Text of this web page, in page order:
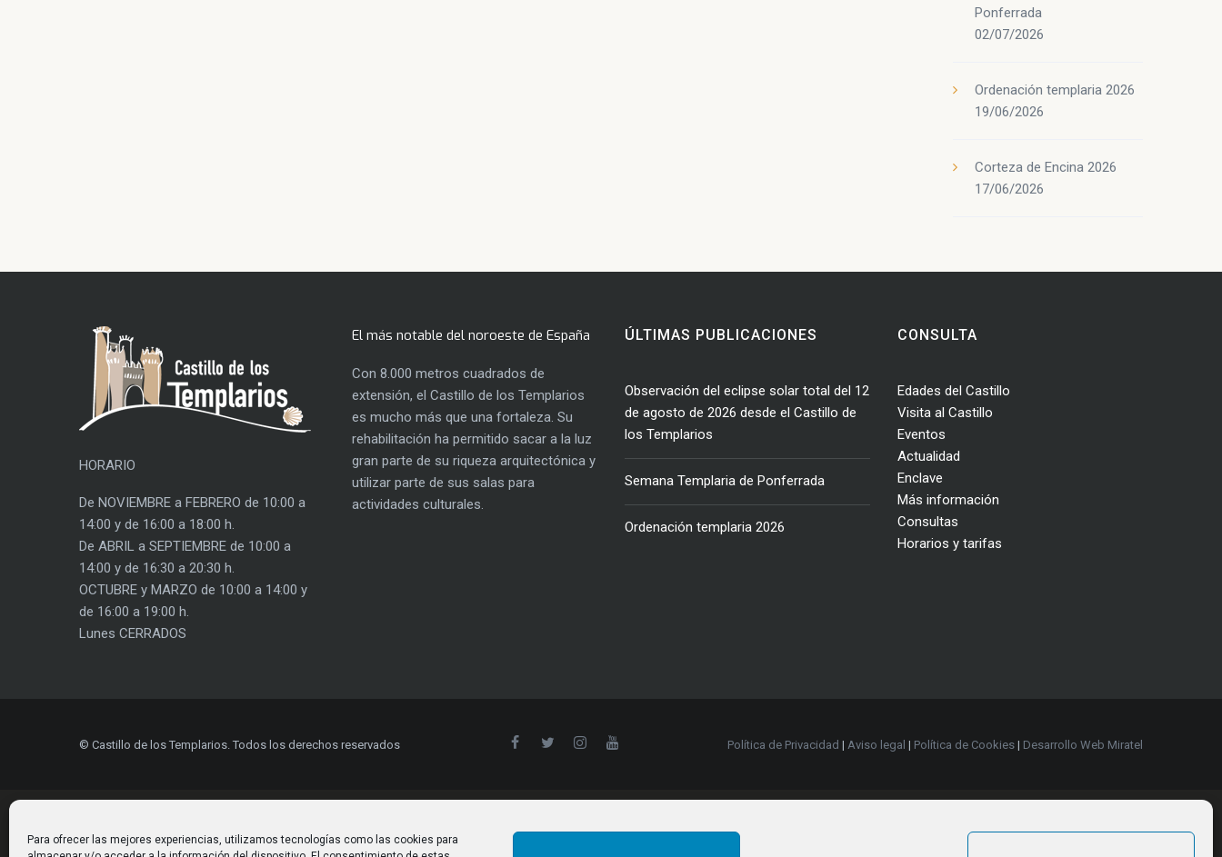
Para ofrecer las mejores experiencias, utilizamos tecnologías como las cookies para
Ponferrada
02/07/2026
Ordenación templaria 2026
19/06/2026
Corteza de Encina 2026
17/06/2026
HORARIO
De NOVIEMBRE a FEBRERO de 10:00 a
14:00 y de 16:00 a 18:00 h.
De ABRIL a SEPTIEMBRE de 10:00 a
14:00 y de 16:30 a 20:30 h.
OCTUBRE y MARZO de 10:00 a 14:00 y
de 16:00 a 19:00 h.
Lunes CERRADOS
El más notable del noroeste de España
Con 8.000 metros cuadrados de
extensión, el Castillo de los Templarios
es mucho más que una fortaleza. Su
rehabilitación ha permitido sacar a la luz
gran parte de su riqueza arquitectónica y
utilizar parte de sus salas para
actividades culturales.
ÚLTIMAS PUBLICACIONES
Observación del eclipse solar total del 12
de agosto de 2026 desde el Castillo de
los Templarios
Semana Templaria de Ponferrada
Ordenación templaria 2026
CONSULTA
Edades del Castillo
Visita al Castillo
Eventos
Actualidad
Enclave
Más información
Consultas
Horarios y tarifas
© Castillo de los Templarios. Todos los derechos reservados Política de Privacidad | Aviso legal | Política de Cookies | Desarrollo Web Miratel